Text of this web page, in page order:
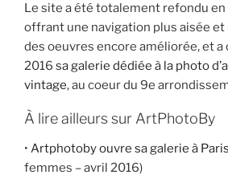
Le site a été totalement refondu
offrant une navigation plus aisée
des oeuvres encore améliorée, et a
2016 sa galerie dédiée à la photo
vintage, au coeur du 9e
À lire ailleurs sur ArtPhotoBy
• Artphotoby ouvre sa galerie à Paris
femmes – avril 2016)